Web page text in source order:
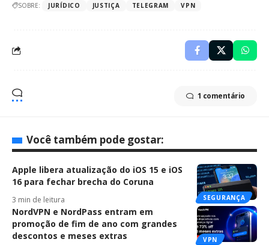
SOBRE: JURÍDICO JUSTIÇA TELEGRAM VPN
1 comentário
Você também pode gostar:
SEGURANÇA
Apple libera atualização do iOS 15 e iOS
16 para fechar brecha do Coruna
3 min de leitura
VPN
NordVPN e NordPass entram em
promoção de fim de ano com grandes
descontos e meses extras